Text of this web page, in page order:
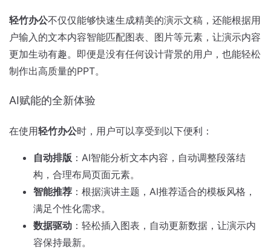
轻竹办公不仅仅能够快速生成精美的演示文稿，还能根据用
户输入的文本内容智能匹配图表、图片等元素，让演示内容
更加生动有趣。即便是没有任何设计背景的用户，也能轻松
制作出高质量的PPT。
AI赋能的全新体验
在使用轻竹办公时，用户可以享受到以下便利：
自动排版 ：AI智能分析文本内容，自动调整段落结
构，合理布局页面元素。
智能推荐 ：根据演讲主题，AI推荐适合的模板风格，
满足个性化需求。
数据驱动 ：轻松插入图表，自动更新数据，让演示内
容保持最新。